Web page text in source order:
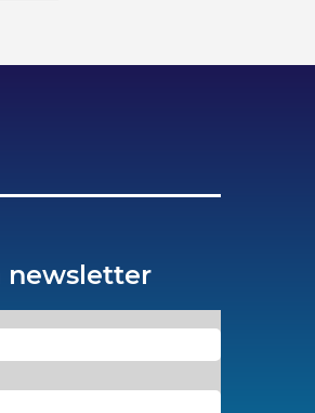
newsletter